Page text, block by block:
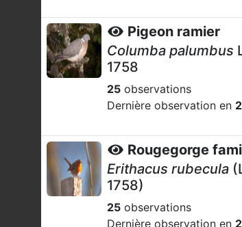
Pigeon ramier
Columba palumbus
1758
25 observations
Dernière observation en
Rougegorge
Erithacus rubecula
1758)
25 observations
Dernière observation en